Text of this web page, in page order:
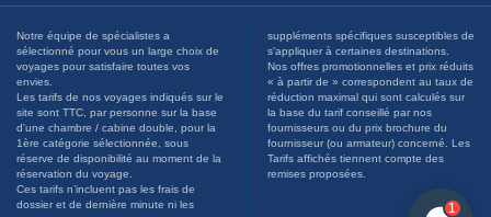
Notre équipe de spécialistes a
sélectionné pour vous un large choix de
voyages pour satisfaire toutes vos
envies.
Les tarifs de nos voyages indiqués sur le
site sont TTC, par personne sur la base
d'une chambre / cabine double, pour la
1ère catégorie sélectionnée, sous
réserve de disponibilité au moment de la
réservation du voyage.
Ces tarifs n’incluent pas les frais de
dossier et de dernière minute ni les
suppléments spécifiques susceptibles de
s'appliquer à certaines destinations.
Nos offres promotionnelles et prix réduits
« à partir de » correspondent au taux de
réduction maximal qui sont calculés sur
la base du tarif conseillé par nos
fournisseurs ou du prix brochure du
fournisseur (ou armateur) concerné. Les
Tarifs affichés tiennent compte des
remises proposées.
1